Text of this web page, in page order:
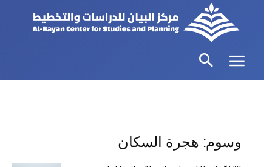
وسوم: هجرة السكان